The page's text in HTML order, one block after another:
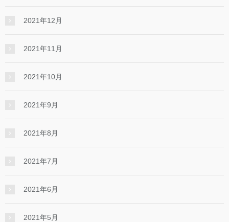
2021年12月
2021年11月
2021年10月
2021年9月
2021年8月
2021年7月
2021年6月
2021年5月